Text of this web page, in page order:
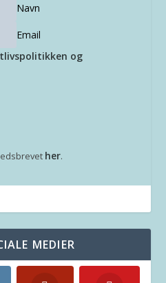
Navn
Email
og
her.
MEDIER